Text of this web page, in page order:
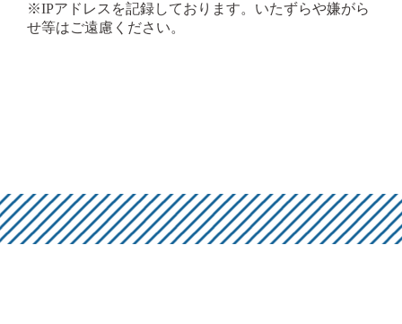
※IPアドレスを記録しております。いたずらや嫌がら
せ等はご遠慮ください。